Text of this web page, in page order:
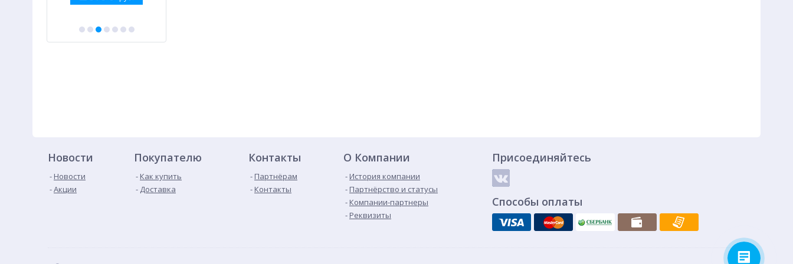
Новости
Новости
Акции
Покупателю
Как купить
Доставка
Контакты
Партнёрам
Контакты
О Компании
История компании
Партнёрство и статусы
Компании-партнеры
Реквизиты
Присоединяйтесь
Способы оплаты